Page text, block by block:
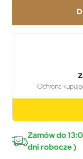
Zamów do
dni robocze )